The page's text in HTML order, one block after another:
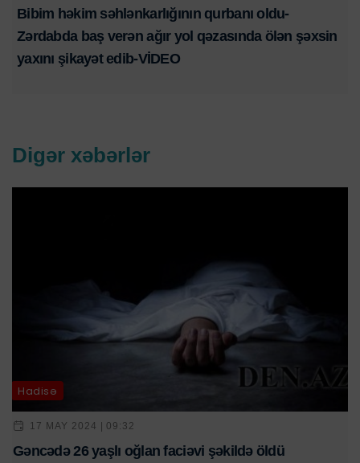
Bibim həkim səhlənkarlığının qurbanı oldu-
Zərdabda baş verən ağır yol qəzasında ölən şəxsin
yaxını şikayət edib-VİDEO
Digər xəbərlər
Hadisə
17 MAY 2024 | 09:32
Gəncədə 26 yaşlı oğlan faciəvi şəkildə öldü